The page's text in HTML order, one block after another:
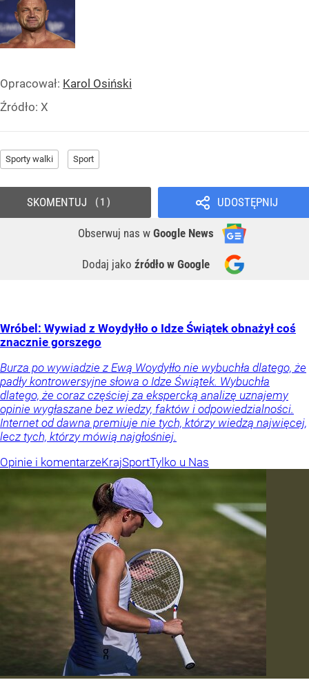
Opracował: Karol Osiński
Źródło: X
Sporty walki Sport
UDOSTĘPNIJ
Obserwuj nas w Google News
Dodaj jako źródło w Google
SKOMENTUJ 1
Wróbel: Wywiad z Woydyłło o Idze Świątek obnażył coś
znacznie gorszego
Burza po wywiadzie z Ewą Woydyłło nie wybuchła dlatego, że
padły kontrowersyjne słowa o Idze Świątek. Wybuchła
dlatego, że coraz częściej za ekspercką analizę uznajemy
opinie wygłaszane bez wiedzy, faktów i odpowiedzialności.
Internet od dawna premiuje nie tych, którzy wiedzą najwięcej,
lecz tych, którzy mówią najgłośniej.
Opinie i komentarzeKrajSportTylko u Nas